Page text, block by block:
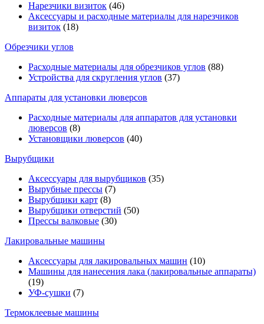
Нарезчики визиток (46)
Аксессуары и расходные материалы для нарезчиков
визиток (18)
Обрезчики углов
Расходные материалы для обрезчиков углов (88)
Устройства для скругления углов (37)
Аппараты для установки люверсов
Расходные материалы для аппаратов для установки
люверсов (8)
Установщики люверсов (40)
Вырубщики
Аксессуары для вырубщиков (35)
Вырубные прессы (7)
Вырубщики карт (8)
Вырубщики отверстий (50)
Прессы валковые (30)
Лакировальные машины
Аксессуары для лакировальных машин (10)
Машины для нанесения лака (лакировальные аппараты)
(19)
УФ-сушки (7)
Термоклеевые машины